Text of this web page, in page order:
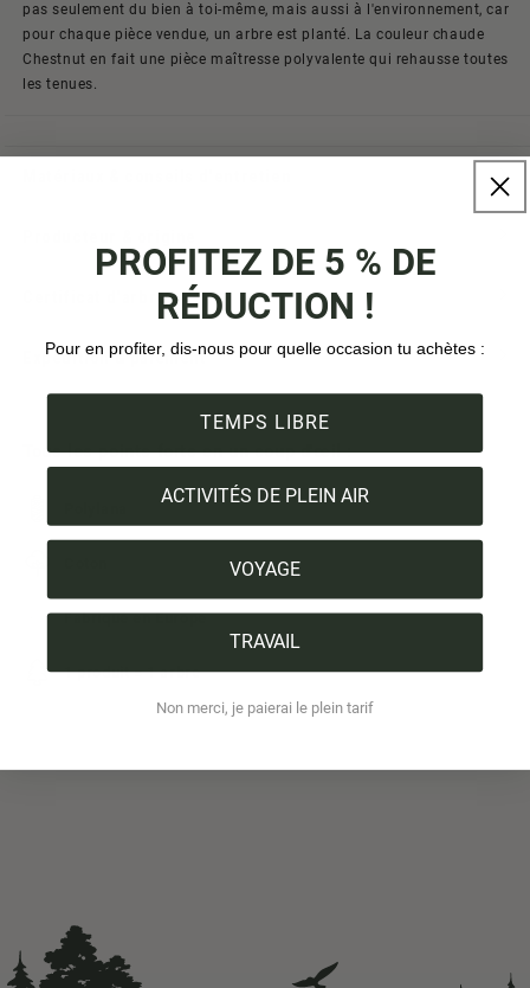
pas seulement du bien à toi-même, mais aussi à l'environnement, car
pour chaque pièce vendue, un arbre est planté. La couleur chaude
Chestnut en fait une pièce maîtresse polyvalente qui rehausse toutes
les tenues.
Certificat d'arbre
Expédition & paiement
Tous les points forts en un coup d'œil :
Fabriqué en Europe
1 produit = 1 arbre
PROFITEZ DE 5 % DE
RÉDUCTION !
Pour en profiter, dis-nous pour quelle occasion tu achètes :
TEMPS LIBRE
ACTIVITÉS DE PLEIN AIR
VOYAGE
TRAVAIL
Non merci, je paierai le plein tarif